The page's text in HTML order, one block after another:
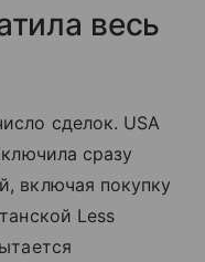
весь
сделок. USA
сразу
включая покупку
Less